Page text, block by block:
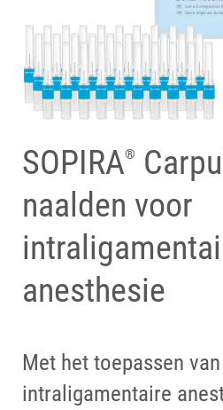
SOPIRA®
naalden voor
anesthesie
Met het toepassen van
intraligamentaire